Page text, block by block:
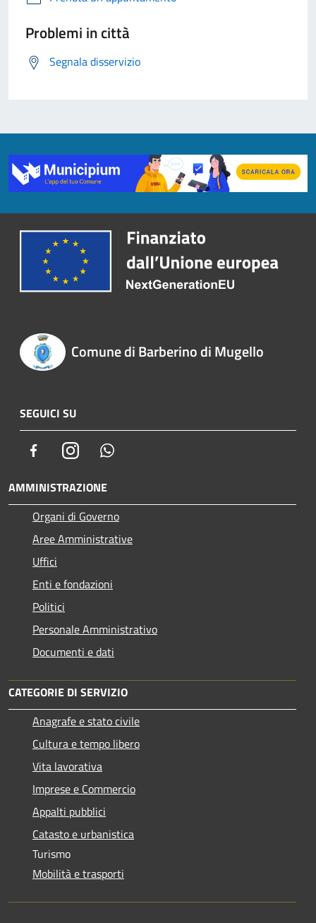
Problemi in città
Segnala disservizio
Comune di Barberino di Mugello
SEGUICI SU
FacebookInstagram
AMMINISTRAZIONE
Organi di Governo
Aree Amministrative
Uffici
Enti e fondazioni
Politici
Personale Amministrativo
Documenti e dati
CATEGORIE DI SERVIZIO
Anagrafe e stato civile
Cultura e tempo libero
Vita lavorativa
Imprese e Commercio
Appalti pubblici
Catasto e urbanistica
Turismo
Mobilità e trasporti